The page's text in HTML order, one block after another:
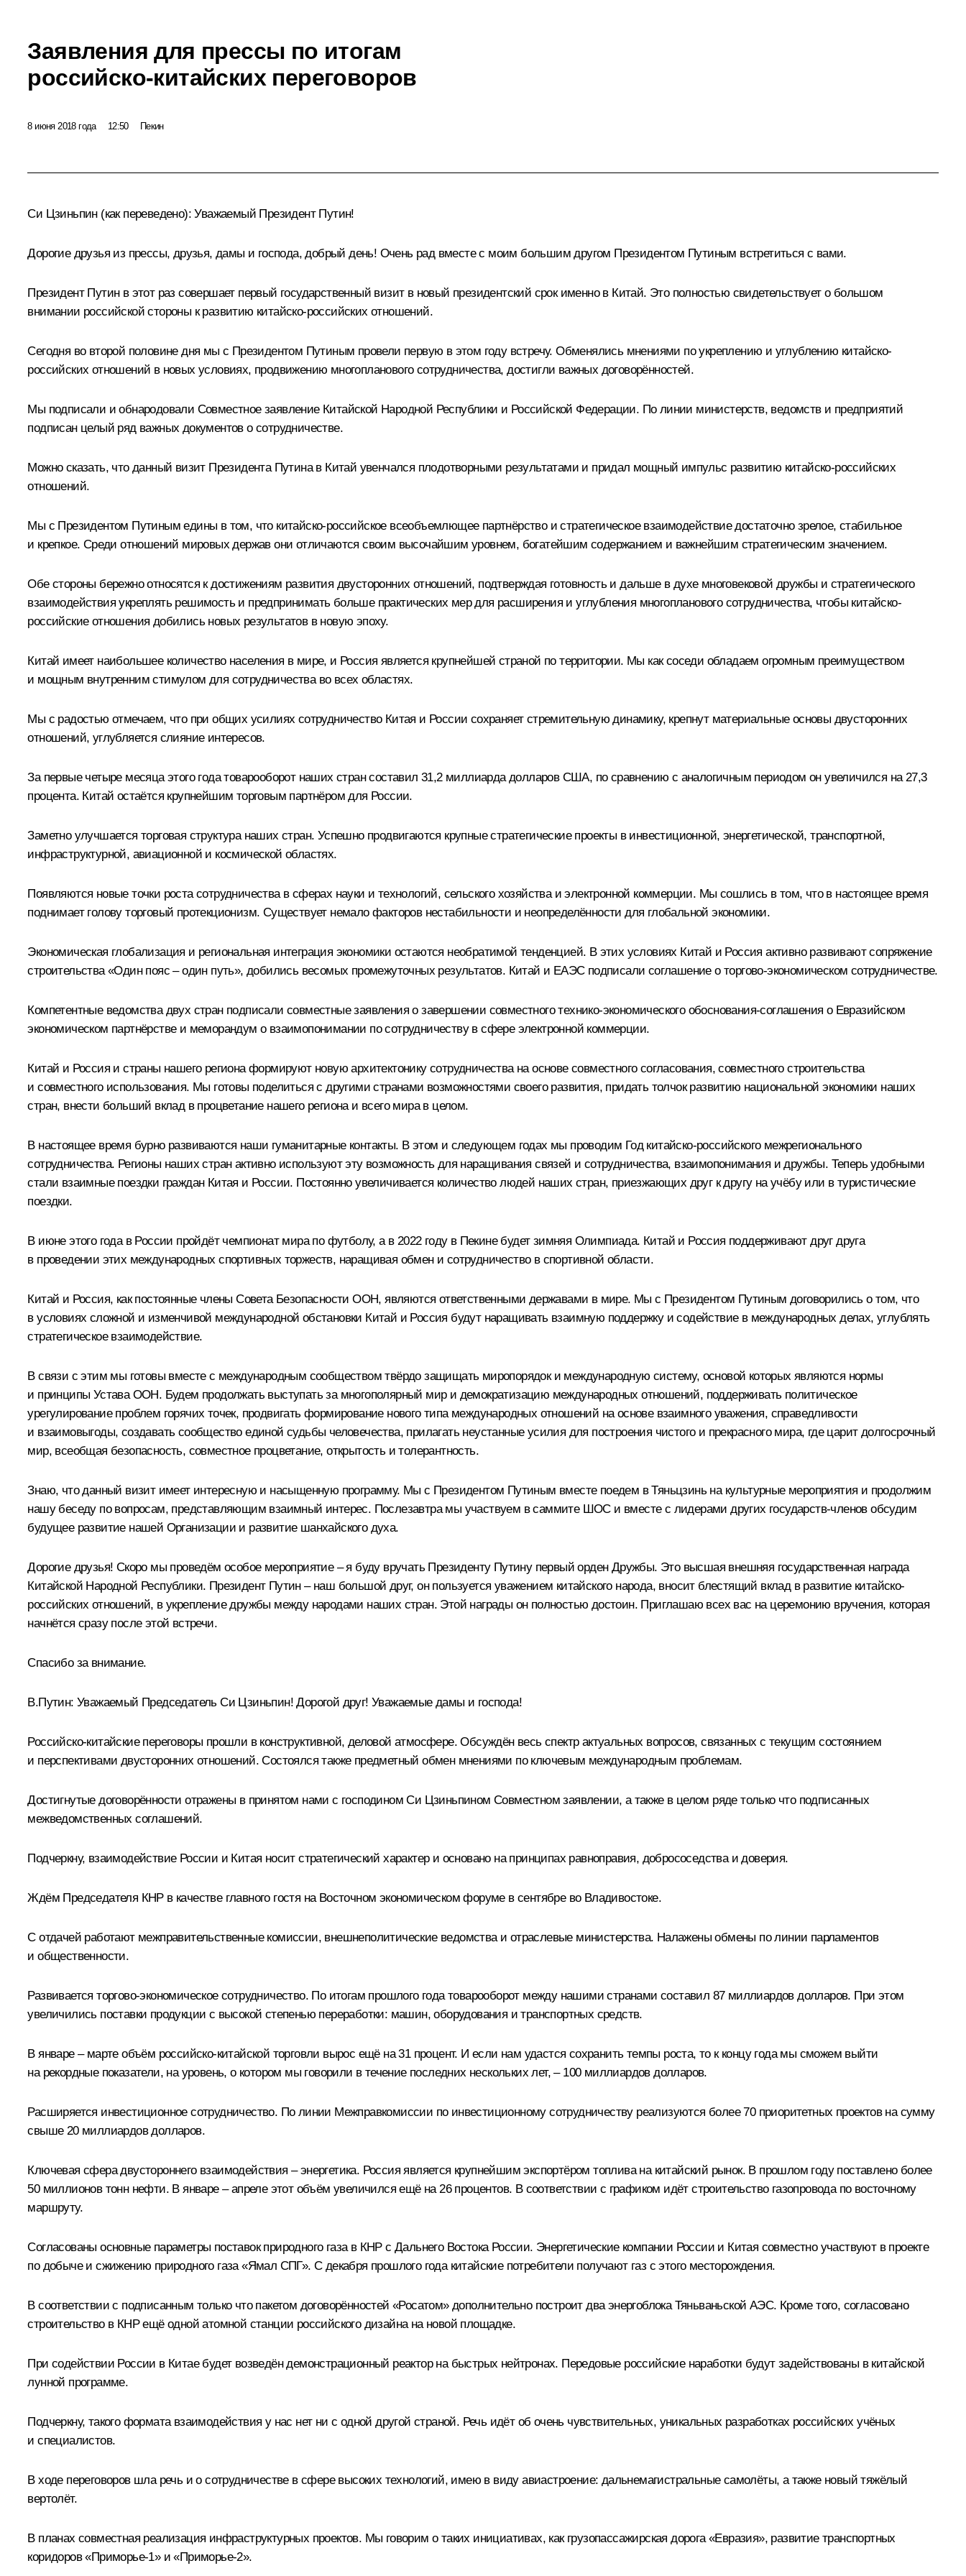
Заявления для прессы по итогам
российско-китайских переговоров
8 июня 2018 года 12:50 Пекин
Си Цзиньпин (как переведено): Уважаемый Президент Путин!
Дорогие друзья из прессы, друзья, дамы и господа, добрый день! Очень рад вместе с моим большим другом Президентом Путиным встретиться с вами.
Президент Путин в этот раз совершает первый государственный визит в новый президентский срок именно в Китай. Это полностью свидетельствует о большом
внимании российской стороны к развитию китайско-российских отношений.
Сегодня во второй половине дня мы с Президентом Путиным провели первую в этом году встречу. Обменялись мнениями по укреплению и углублению китайско-
российских отношений в новых условиях, продвижению многопланового сотрудничества, достигли важных договорённостей.
Мы подписали и обнародовали Совместное заявление Китайской Народной Республики и Российской Федерации. По линии министерств, ведомств и предприятий
подписан целый ряд важных документов о сотрудничестве.
Можно сказать, что данный визит Президента Путина в Китай увенчался плодотворными результатами и придал мощный импульс развитию китайско-российских
отношений.
Мы с Президентом Путиным едины в том, что китайско-российское всеобъемлющее партнёрство и стратегическое взаимодействие достаточно зрелое, стабильное
и крепкое. Среди отношений мировых держав они отличаются своим высочайшим уровнем, богатейшим содержанием и важнейшим стратегическим значением.
Обе стороны бережно относятся к достижениям развития двусторонних отношений, подтверждая готовность и дальше в духе многовековой дружбы и стратегического
взаимодействия укреплять решимость и предпринимать больше практических мер для расширения и углубления многопланового сотрудничества, чтобы китайско-
российские отношения добились новых результатов в новую эпоху.
Китай имеет наибольшее количество населения в мире, и Россия является крупнейшей страной по территории. Мы как соседи обладаем огромным преимуществом
и мощным внутренним стимулом для сотрудничества во всех областях.
Мы с радостью отмечаем, что при общих усилиях сотрудничество Китая и России сохраняет стремительную динамику, крепнут материальные основы двусторонних
отношений, углубляется слияние интересов.
За первые четыре месяца этого года товарооборот наших стран составил 31,2 миллиарда долларов США, по сравнению с аналогичным периодом он увеличился на 27,3
процента. Китай остаётся крупнейшим торговым партнёром для России.
Заметно улучшается торговая структура наших стран. Успешно продвигаются крупные стратегические проекты в инвестиционной, энергетической, транспортной,
инфраструктурной, авиационной и космической областях.
Появляются новые точки роста сотрудничества в сферах науки и технологий, сельского хозяйства и электронной коммерции. Мы сошлись в том, что в настоящее время
поднимает голову торговый протекционизм. Существует немало факторов нестабильности и неопределённости для глобальной экономики.
Экономическая глобализация и региональная интеграция экономики остаются необратимой тенденцией. В этих условиях Китай и Россия активно развивают сопряжение
строительства «Один пояс – один путь», добились весомых промежуточных результатов. Китай и ЕАЭС подписали соглашение о торгово-экономическом сотрудничестве.
Компетентные ведомства двух стран подписали совместные заявления о завершении совместного технико-экономического обоснования-соглашения о Евразийском
экономическом партнёрстве и меморандум о взаимопонимании по сотрудничеству в сфере электронной коммерции.
Китай и Россия и страны нашего региона формируют новую архитектонику сотрудничества на основе совместного согласования, совместного строительства
и совместного использования. Мы готовы поделиться с другими странами возможностями своего развития, придать толчок развитию национальной экономики наших
стран, внести больший вклад в процветание нашего региона и всего мира в целом.
В настоящее время бурно развиваются наши гуманитарные контакты. В этом и следующем годах мы проводим Год китайско-российского межрегионального
сотрудничества. Регионы наших стран активно используют эту возможность для наращивания связей и сотрудничества, взаимопонимания и дружбы. Теперь удобными
стали взаимные поездки граждан Китая и России. Постоянно увеличивается количество людей наших стран, приезжающих друг к другу на учёбу или в туристические
поездки.
В июне этого года в России пройдёт чемпионат мира по футболу, а в 2022 году в Пекине будет зимняя Олимпиада. Китай и Россия поддерживают друг друга
в проведении этих международных спортивных торжеств, наращивая обмен и сотрудничество в спортивной области.
Китай и Россия, как постоянные члены Совета Безопасности ООН, являются ответственными державами в мире. Мы с Президентом Путиным договорились о том, что
в условиях сложной и изменчивой международной обстановки Китай и Россия будут наращивать взаимную поддержку и содействие в международных делах, углублять
стратегическое взаимодействие.
В связи с этим мы готовы вместе с международным сообществом твёрдо защищать миропорядок и международную систему, основой которых являются нормы
и принципы Устава ООН. Будем продолжать выступать за многополярный мир и демократизацию международных отношений, поддерживать политическое
урегулирование проблем горячих точек, продвигать формирование нового типа международных отношений на основе взаимного уважения, справедливости
и взаимовыгоды, создавать сообщество единой судьбы человечества, прилагать неустанные усилия для построения чистого и прекрасного мира, где царит долгосрочный
мир, всеобщая безопасность, совместное процветание, открытость и толерантность.
Знаю, что данный визит имеет интересную и насыщенную программу. Мы с Президентом Путиным вместе поедем в Тяньцзинь на культурные мероприятия и продолжим
нашу беседу по вопросам, представляющим взаимный интерес. Послезавтра мы участвуем в саммите ШОС и вместе с лидерами других государств-членов обсудим
будущее развитие нашей Организации и развитие шанхайского духа.
Дорогие друзья! Скоро мы проведём особое мероприятие – я буду вручать Президенту Путину первый орден Дружбы. Это высшая внешняя государственная награда
Китайской Народной Республики. Президент Путин – наш большой друг, он пользуется уважением китайского народа, вносит блестящий вклад в развитие китайско-
российских отношений, в укрепление дружбы между народами наших стран. Этой награды он полностью достоин. Приглашаю всех вас на церемонию вручения, которая
начнётся сразу после этой встречи.
Спасибо за внимание.
В.Путин: Уважаемый Председатель Си Цзиньпин! Дорогой друг! Уважаемые дамы и господа!
Российско-китайские переговоры прошли в конструктивной, деловой атмосфере. Обсуждён весь спектр актуальных вопросов, связанных с текущим состоянием
и перспективами двусторонних отношений. Состоялся также предметный обмен мнениями по ключевым международным проблемам.
Достигнутые договорённости отражены в принятом нами с господином Си Цзиньпином Совместном заявлении, а также в целом ряде только что подписанных
межведомственных соглашений.
Подчеркну, взаимодействие России и Китая носит стратегический характер и основано на принципах равноправия, добрососедства и доверия.
Ждём Председателя КНР в качестве главного гостя на Восточном экономическом форуме в сентябре во Владивостоке.
С отдачей работают межправительственные комиссии, внешнеполитические ведомства и отраслевые министерства. Налажены обмены по линии парламентов
и общественности.
Развивается торгово-экономическое сотрудничество. По итогам прошлого года товарооборот между нашими странами составил 87 миллиардов долларов. При этом
увеличились поставки продукции с высокой степенью переработки: машин, оборудования и транспортных средств.
В январе – марте объём российско-китайской торговли вырос ещё на 31 процент. И если нам удастся сохранить темпы роста, то к концу года мы сможем выйти
на рекордные показатели, на уровень, о котором мы говорили в течение последних нескольких лет, – 100 миллиардов долларов.
Расширяется инвестиционное сотрудничество. По линии Межправкомиссии по инвестиционному сотрудничеству реализуются более 70 приоритетных проектов на сумму
свыше 20 миллиардов долларов.
Ключевая сфера двустороннего взаимодействия – энергетика. Россия является крупнейшим экспортёром топлива на китайский рынок. В прошлом году поставлено более
50 миллионов тонн нефти. В январе – апреле этот объём увеличился ещё на 26 процентов. В соответствии с графиком идёт строительство газопровода по восточному
маршруту.
Согласованы основные параметры поставок природного газа в КНР с Дальнего Востока России. Энергетические компании России и Китая совместно участвуют в проекте
по добыче и сжижению природного газа «Ямал СПГ». С декабря прошлого года китайские потребители получают газ с этого месторождения.
В соответствии с подписанным только что пакетом договорённостей «Росатом» дополнительно построит два энергоблока Тяньваньской АЭС. Кроме того, согласовано
строительство в КНР ещё одной атомной станции российского дизайна на новой площадке.
При содействии России в Китае будет возведён демонстрационный реактор на быстрых нейтронах. Передовые российские наработки будут задействованы в китайской
лунной программе.
Подчеркну, такого формата взаимодействия у нас нет ни с одной другой страной. Речь идёт об очень чувствительных, уникальных разработках российских учёных
и специалистов.
В ходе переговоров шла речь и о сотрудничестве в сфере высоких технологий, имею в виду авиастроение: дальнемагистральные самолёты, а также новый тяжёлый
вертолёт.
В планах совместная реализация инфраструктурных проектов. Мы говорим о таких инициативах, как грузопассажирская дорога «Евразия», развитие транспортных
коридоров «Приморье-1» и «Приморье-2».